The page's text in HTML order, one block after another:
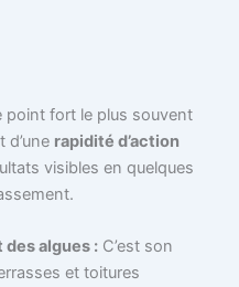
point fort le plus souvent
d’une rapidité d’action
visibles en quelques
des algues : C’est son
et toitures